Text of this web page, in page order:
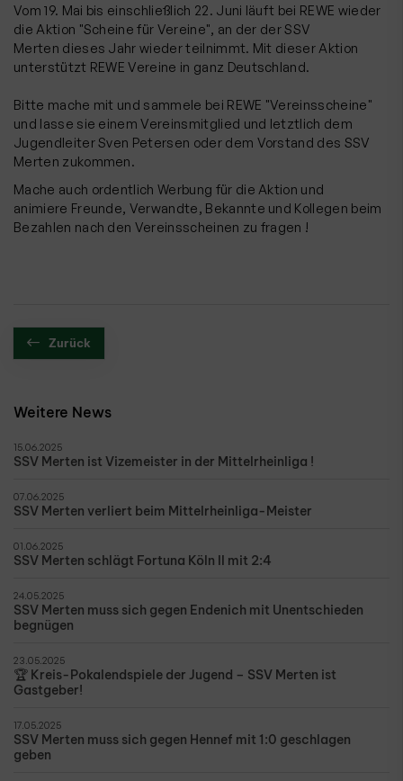
Vom 19. Mai bis einschließlich 22. Juni läuft bei REWE wieder
die Aktion "Scheine für Vereine", an der der SSV
Merten dieses Jahr wieder teilnimmt. Mit dieser Aktion
unterstützt REWE Vereine in ganz Deutschland.
Bitte mache mit und sammele bei REWE "Vereinsscheine"
und lasse sie einem Vereinsmitglied und letztlich dem
Jugendleiter Sven Petersen oder dem Vorstand des SSV
Merten zukommen.
Mache auch ordentlich Werbung für die Aktion und
animiere Freunde, Verwandte, Bekannte und Kollegen beim
Bezahlen nach den Vereinsscheinen zu fragen !
Zurück
Weitere News
15.06.2025
SSV Merten ist Vizemeister in der Mittelrheinliga !
07.06.2025
SSV Merten verliert beim Mittelrheinliga-Meister
01.06.2025
SSV Merten schlägt Fortuna Köln II mit 2:4
24.05.2025
SSV Merten muss sich gegen Endenich mit Unentschieden
begnügen
23.05.2025
🏆 Kreis-Pokalendspiele der Jugend – SSV Merten ist
Gastgeber!
17.05.2025
SSV Merten muss sich gegen Hennef mit 1:0 geschlagen
geben